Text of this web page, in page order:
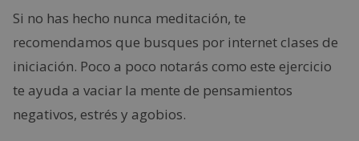
Si no has hecho nunca meditación, te
recomendamos que busques por internet clases de
iniciación. Poco a poco notarás como este ejercicio
te ayuda a vaciar la mente de pensamientos
negativos, estrés y agobios.